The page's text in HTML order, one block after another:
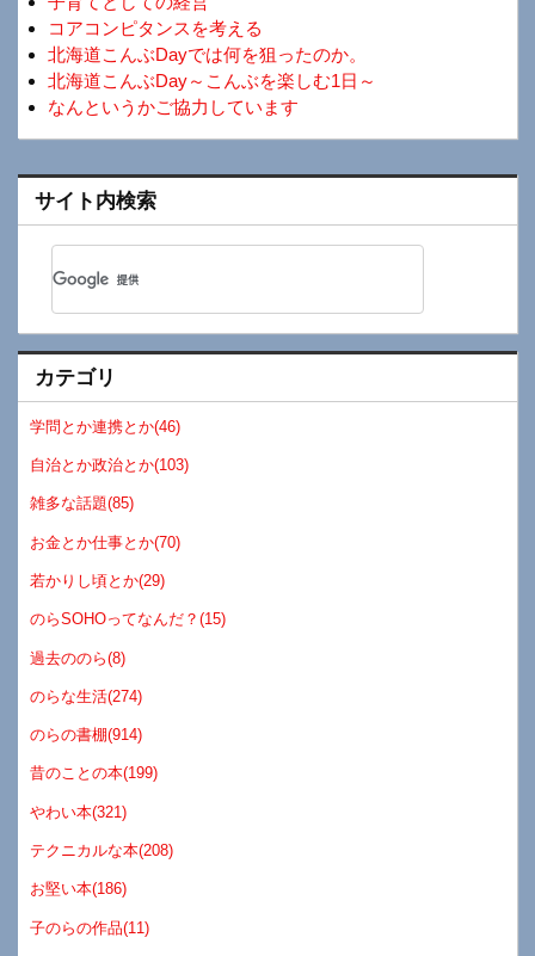
コアコンピタンスを考える
北海道こんぶDayでは何を狙ったのか。
北海道こんぶDay～こんぶを楽しむ1日～
なんというかご協力しています
サイト内検索
カテゴリ
学問とか連携とか(46)
自治とか政治とか(103)
雑多な話題(85)
お金とか仕事とか(70)
若かりし頃とか(29)
のらSOHOってなんだ？(15)
過去ののら(8)
のらな生活(274)
のらの書棚(914)
昔のことの本(199)
やわい本(321)
テクニカルな本(208)
お堅い本(186)
子のらの作品(11)